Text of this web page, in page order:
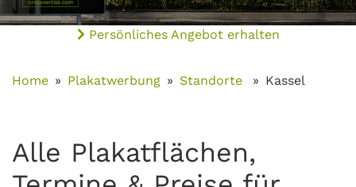
Persönliches Angebot erhalten
Home Plakatwerbung Standorte Kassel
Alle Plakatflächen,